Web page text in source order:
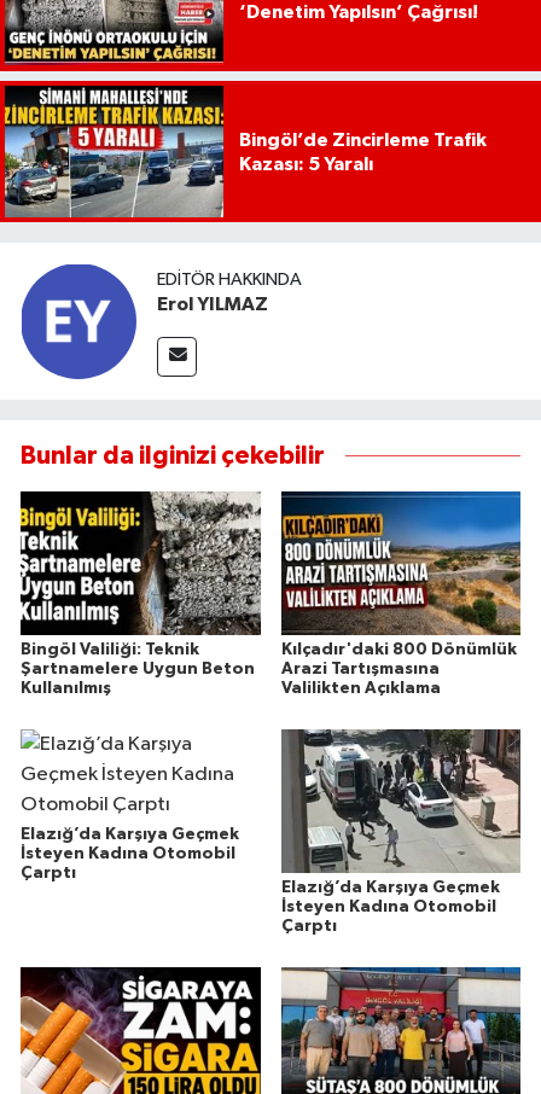
‘Denetim Yapılsın’ Çağrısı!
Bingöl’de Zincirleme Trafik
Kazası: 5 Yaralı
EDITÖR HAKKINDA
Erol YILMAZ
Bunlar da ilginizi çekebilir
Bingöl Valiliği: Teknik
Şartnamelere Uygun Beton
Kullanılmış
Kılçadır'daki 800 Dönümlük
Arazi Tartışmasına
Valilikten Açıklama
Elazığ’da Karşıya Geçmek
İsteyen Kadına Otomobil
Çarptı
Elazığ’da Karşıya Geçmek
İsteyen Kadına Otomobil
Çarptı